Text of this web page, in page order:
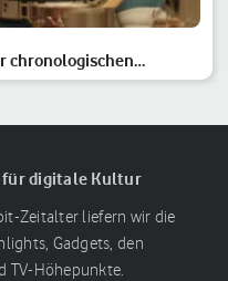
chronologischen
für digitale Kultur
Zeitalter liefern wir die
Gadgets, den
TV-Höhepunkte.